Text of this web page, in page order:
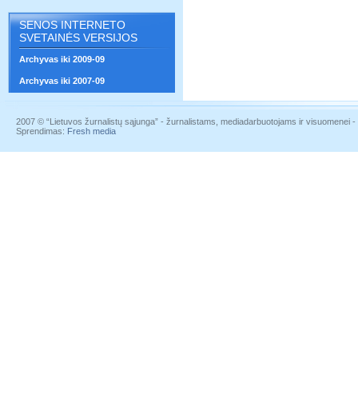
SENOS INTERNETO
SVETAINĖS VERSIJOS
Archyvas iki 2009-09
Archyvas iki 2007-09
2007 © “Lietuvos žurnalistų sąjunga” - žurnalistams, mediadarbuotojams ir visuomenei
Sprendimas: Fresh media